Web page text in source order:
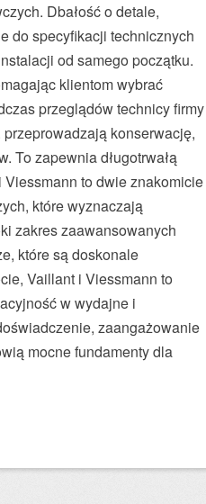
Dbałość o detale,
do specyfikacji technicznych
od samego początku.
klientom wybrać
przeglądów technicy firmy
konserwację,
To zapewnia długotrwałą
to dwie znakomicie
które wyznaczają
zakres zaawansowanych
które są doskonale
Vaillant i Viessmann to
w wydajne i
zaangażowanie
mocne fundamenty dla